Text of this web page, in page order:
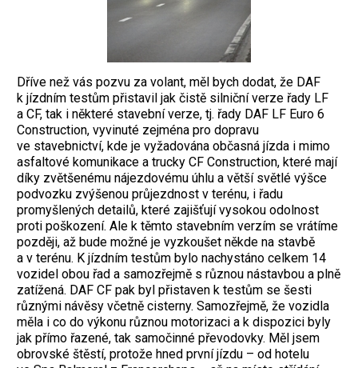
Dříve než vás pozvu za volant, měl bych dodat, že DAF
k jízdním testům přistavil jak čistě silniční verze řady LF
a CF, tak i některé stavební verze, tj. řady DAF LF Euro 6
Construction, vyvinuté zejména pro dopravu
ve stavebnictví, kde je vyžadována občasná jízda i mimo
asfaltové komunikace a trucky CF Construction, které mají
díky zvětšenému nájezdovému úhlu a větší světlé výšce
podvozku zvýšenou průjezdnost v terénu, i řadu
promyšlených detailů, které zajišťují vysokou odolnost
proti poškození. Ale k těmto stavebním verzím se vrátíme
později, až bude možné je vyzkoušet někde na stavbě
a v terénu. K jízdním testům bylo nachystáno celkem 14
vozidel obou řad a samozřejmě s různou nástavbou a plně
zatížená. DAF CF pak byl přistaven k testům se šesti
různými návěsy včetně cisterny. Samozřejmě, že vozidla
měla i co do výkonu různou motorizaci a k dispozici byly
jak přímo řazené, tak samočinné převodovky. Měl jsem
obrovské štěstí, protože hned první jízdu – od hotelu